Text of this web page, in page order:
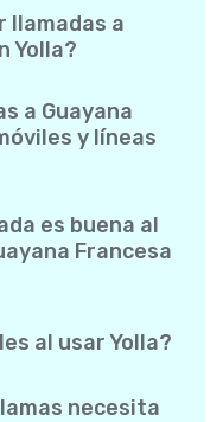
llamadas a
Yolla?
tarifas más
ocultos, sin
a Guayana
y líneas
a Guayana
es buena al
Francesa
si fuesen
al usar Yolla?
cargos ocultos:
necesita